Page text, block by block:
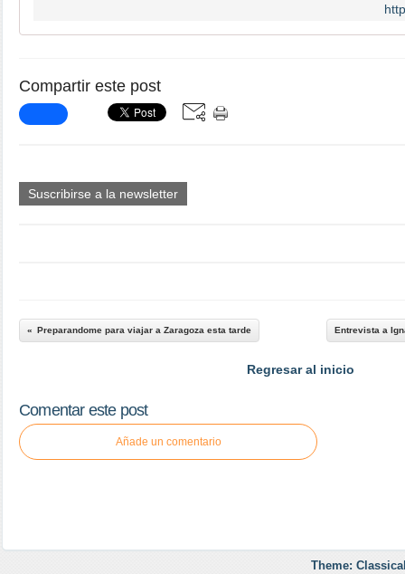
Compartir este post
Suscribirse a la newsletter
Preparandome para viajar a Zaragoza esta tarde Entrevista a
Regresar al inicio
Comentar este post
Añade un comentario
Theme: